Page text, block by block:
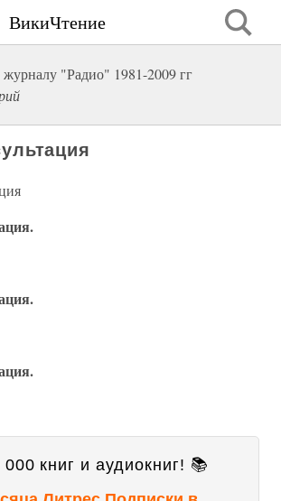
ВикиЧтение
"Радио" 1981-2009 гг
книг и аудиокниг! 📚